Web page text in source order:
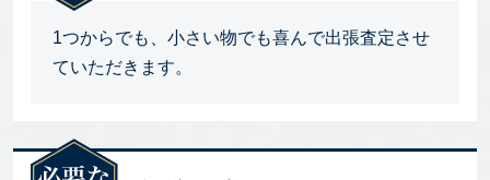
1つからでも、小さい物でも喜んで出張査定させ
ていただきます。